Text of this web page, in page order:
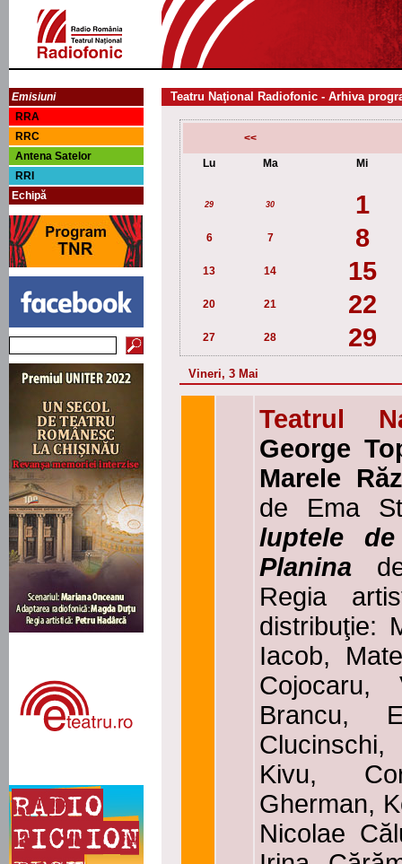
Emisiuni
RRA
RRC
Antena Satelor
RRI
Echipă
Teatru Naţional Radiofonic - Arhiva
<<
Lu
Ma Mi
29 30 1
6 7 8
13 14 15
20 21 22
27 28 29
Vineri, 3 Mai
Teatrul
George
Marele
de Ema
luptele
Planina
Regia
distribuţie:
Iacob,
Cojocaru,
Brancu,
Kivu,
Gherman,
Nicolae